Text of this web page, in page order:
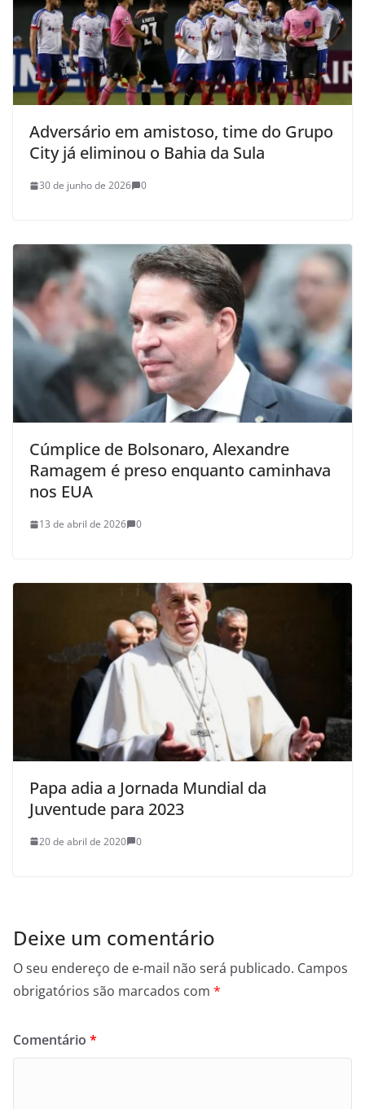
Adversário em amistoso, time do Grupo
City já eliminou o Bahia da Sula
30 de junho de 2026 0
Cúmplice de Bolsonaro, Alexandre
Ramagem é preso enquanto caminhava
nos EUA
13 de abril de 2026 0
Papa adia a Jornada Mundial da
Juventude para 2023
20 de abril de 2020 0
Deixe um comentário
O seu endereço de e-mail não será publicado. Campos
obrigatórios são marcados com *
Comentário *